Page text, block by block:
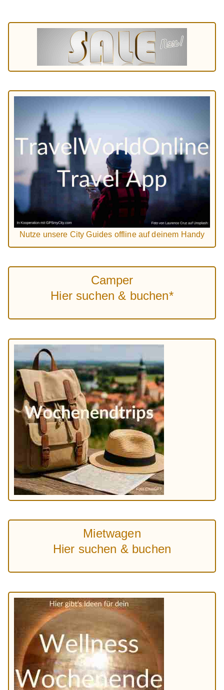
Nutze unsere City Guides offline auf deinem Handy
Camper
Hier suchen & buchen*
Mietwagen
Hier suchen & buchen